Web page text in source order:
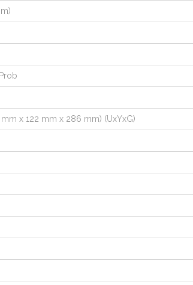
mm x 122 mm x 286 mm) (UxYxG)